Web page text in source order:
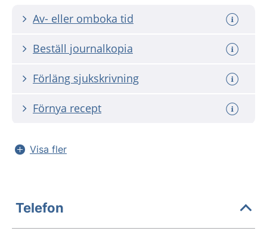
Av- eller omboka tid
Beställ journalkopia
Förläng sjukskrivning
Förnya recept
Visa fler
Telefon